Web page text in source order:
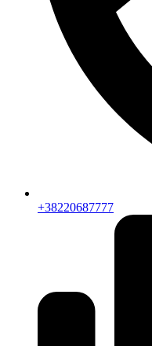
+38220687777